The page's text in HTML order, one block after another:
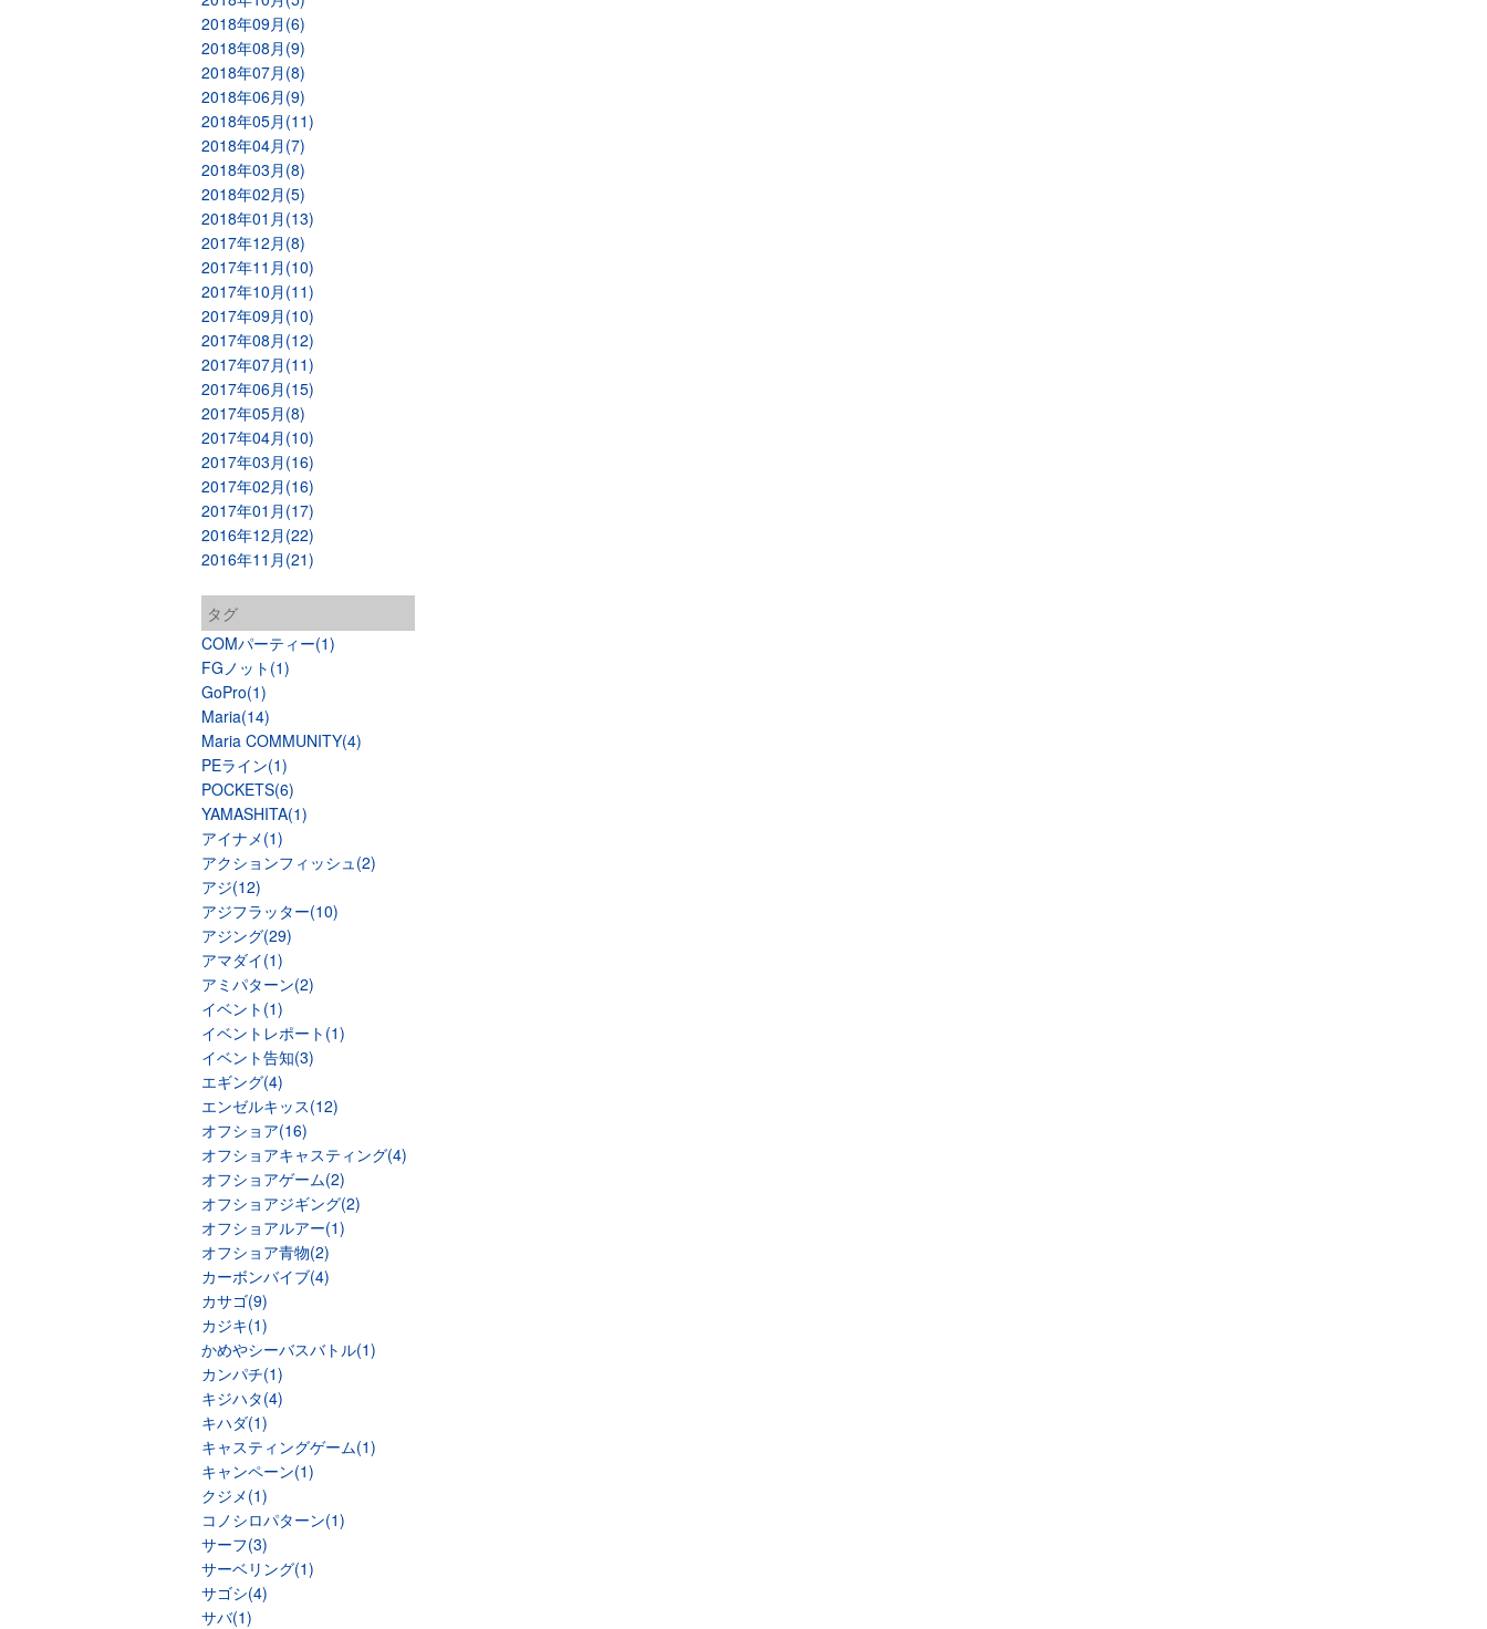
2018年09月(6)
2018年08月(9)
2018年07月(8)
2018年06月(9)
2018年05月(11)
2018年04月(7)
2018年03月(8)
2018年02月(5)
2018年01月(13)
2017年12月(8)
2017年11月(10)
2017年10月(11)
2017年09月(10)
2017年08月(12)
2017年07月(11)
2017年06月(15)
2017年05月(8)
2017年04月(10)
2017年03月(16)
2017年02月(16)
2017年01月(17)
2016年12月(22)
2016年11月(21)
タグ
COMパーティー(1)
FGノット(1)
GoPro(1)
Maria(14)
Maria COMMUNITY(4)
PEライン(1)
POCKETS(6)
YAMASHITA(1)
アイナメ(1)
アクションフィッシュ(2)
アジ(12)
アジフラッター(10)
アジング(29)
アマダイ(1)
アミパターン(2)
イベント(1)
イベントレポート(1)
イベント告知(3)
エギング(4)
エンゼルキッス(12)
オフショア(16)
オフショアキャスティング(4)
オフショアゲーム(2)
オフショアジギング(2)
オフショアルアー(1)
オフショア青物(2)
カーボンバイブ(4)
カサゴ(9)
カジキ(1)
かめやシーバスバトル(1)
カンパチ(1)
キジハタ(4)
キハダ(1)
キャスティングゲーム(1)
キャンペーン(1)
クジメ(1)
コノシロパターン(1)
サーフ(3)
サーベリング(1)
サゴシ(4)
サバ(1)